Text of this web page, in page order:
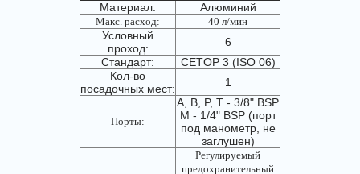
Материал: Алюминий
Макс. расход: 40 л/мин
Условный
проход:
6
Стандарт:
CETOP 3 (ISO 06)
Кол-во
посадочных мест:
1
Порты:
А, B, P, T - 3/8" BSP
M - 1/4" BSP (порт
под манометр, не
заглушен)
Регулируемый
предохранительный